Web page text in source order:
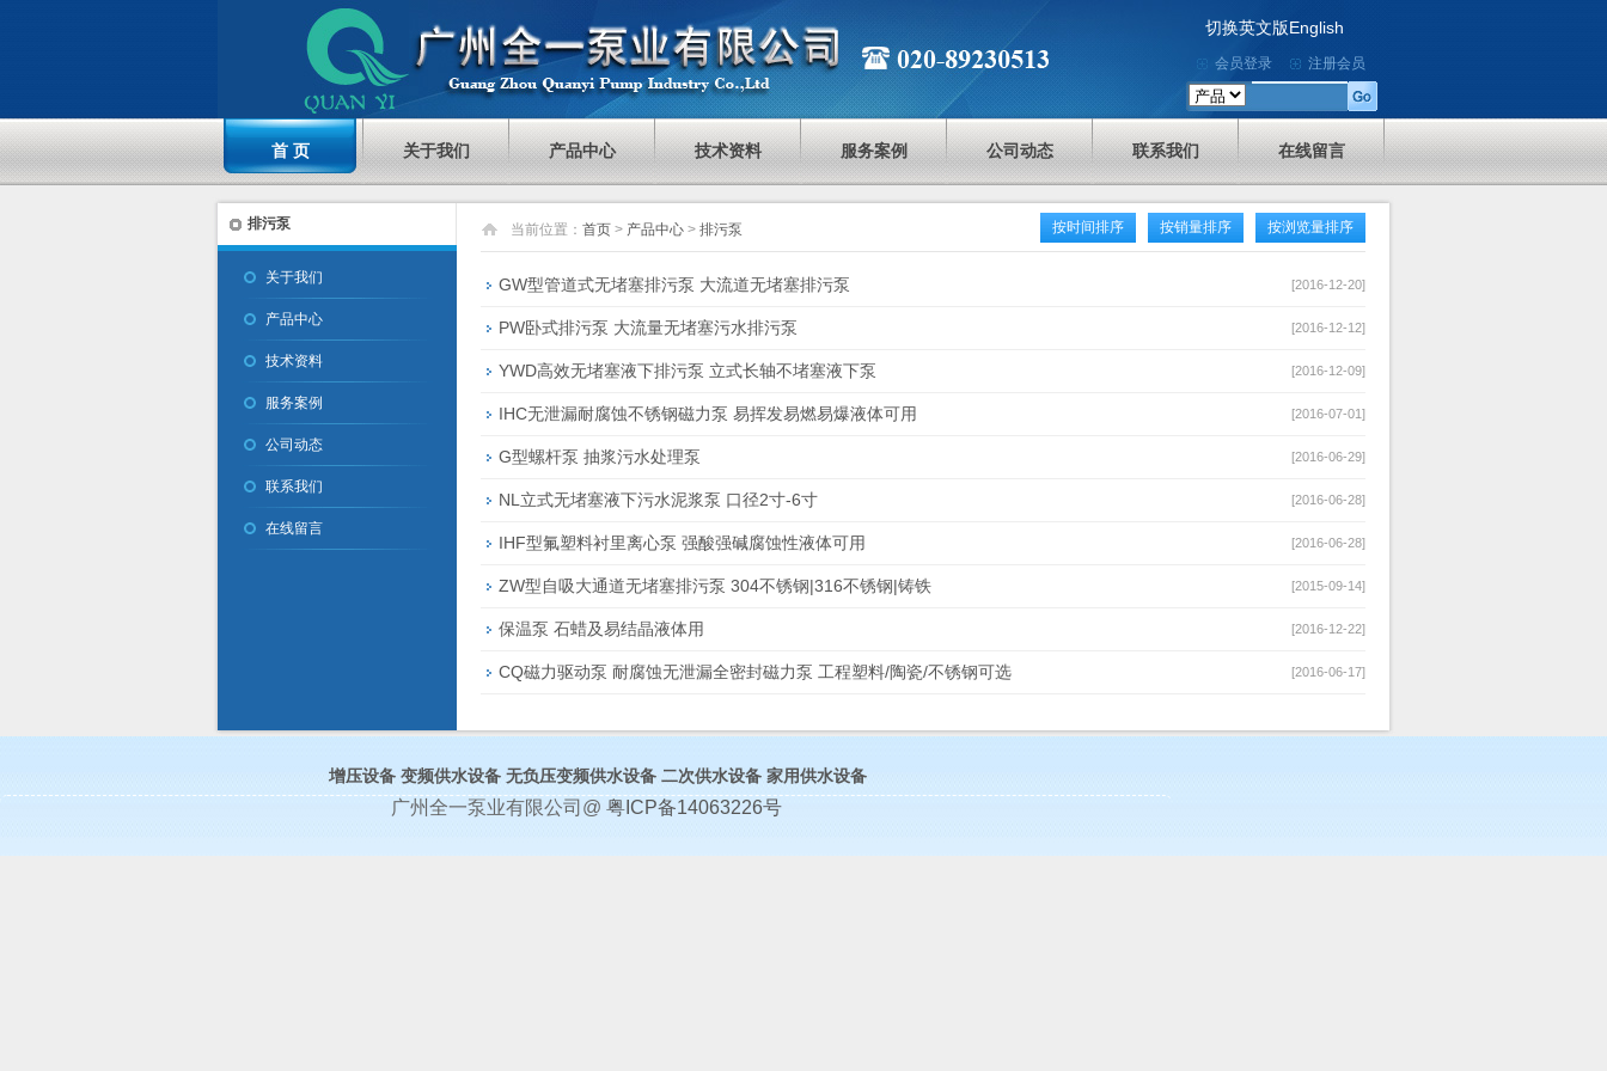
切换英文版English
注册会员
会员登录
首 页 关于我们 产品中心 技术资料 服务案例 公司动态 联系我们 在线留言
排污泵
关于我们
产品中心
技术资料
服务案例
公司动态
联系我们
在线留言
当前位置： 首页 > 产品中心 > 排污泵 按时间排序 按销量排序 按浏览量排序
[2016-12-20]
GW型管道式无堵塞排污泵 大流道无堵塞排污泵
[2016-12-12]
PW卧式排污泵 大流量无堵塞污水排污泵
[2016-12-09]
YWD高效无堵塞液下排污泵 立式长轴不堵塞液下泵
[2016-07-01]
IHC无泄漏耐腐蚀不锈钢磁力泵 易挥发易燃易爆液体可用
[2016-06-29]
G型螺杆泵 抽浆污水处理泵
[2016-06-28]
NL立式无堵塞液下污水泥浆泵 口径2寸-6寸
[2016-06-28]
IHF型氟塑料衬里离心泵 强酸强碱腐蚀性液体可用
[2015-09-14]
ZW型自吸大通道无堵塞排污泵 304不锈钢|316不锈钢|铸铁
[2016-12-22]
保温泵 石蜡及易结晶液体用
[2016-06-17]
CQ磁力驱动泵 耐腐蚀无泄漏全密封磁力泵 工程塑料/陶瓷/不锈钢可选
增压设备 变频供水设备 无负压变频供水设备 二次供水设备 家用供水设备
广州全一泵业有限公司@ 粤ICP备14063226号